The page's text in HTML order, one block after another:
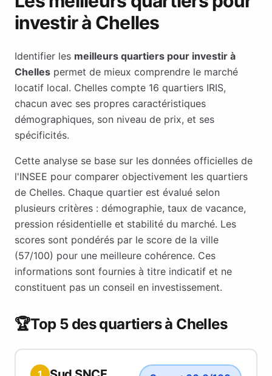
investir à Chelles
Identifier les meilleurs quartiers pour investir à
Chelles permet de mieux comprendre le marché
locatif local. Chelles compte 16 quartiers IRIS,
chacun avec ses propres caractéristiques
démographiques, son niveau de prix, et ses
spécificités.
Cette analyse se base sur les données officielles de
l'INSEE pour comparer objectivement les quartiers
de Chelles. Chaque quartier est évalué selon
plusieurs critères : démographie, taux de vacance,
pression résidentielle et stabilité du marché. Les
scores sont pondérés par le score de la ville
(57/100) pour une meilleure cohérence. Ces
informations sont fournies à titre indicatif et ne
constituent pas un conseil en investissement.
🏆Top 5 des quartiers à Chelles